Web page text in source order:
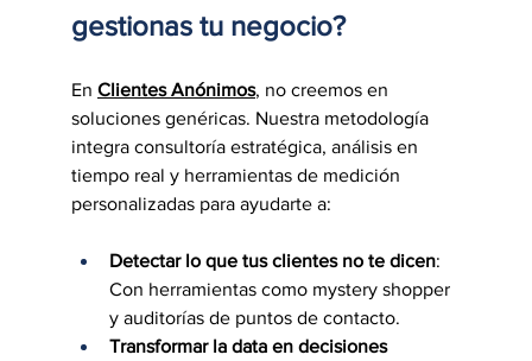
gestionas tu negocio?
En Clientes Anónimos, no creemos en
soluciones genéricas. Nuestra metodología
integra consultoría estratégica, análisis en
tiempo real y herramientas de medición
personalizadas para ayudarte a:
Detectar lo que tus clientes no te dicen:
Con herramientas como mystery shopper
y auditorías de puntos de contacto.
Transformar la data en decisiones